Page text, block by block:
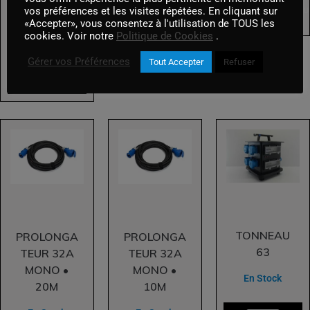
En Stock
AJOUTER AU PANIER
AJOUTER
PROLONGA
TEUR 32A
MONO •
20M
PROLONGA
TEUR 32A
MONO •
10M
TONNEAU
63
En Stock
vos préférences et les visites répétées. En cliquant sur
«Accepter», vous consentez à l'utilisation de TOUS les
cookies. Voir notre Politique de Cookies .
Gérer vos Préférences Tout Accepter Refuser